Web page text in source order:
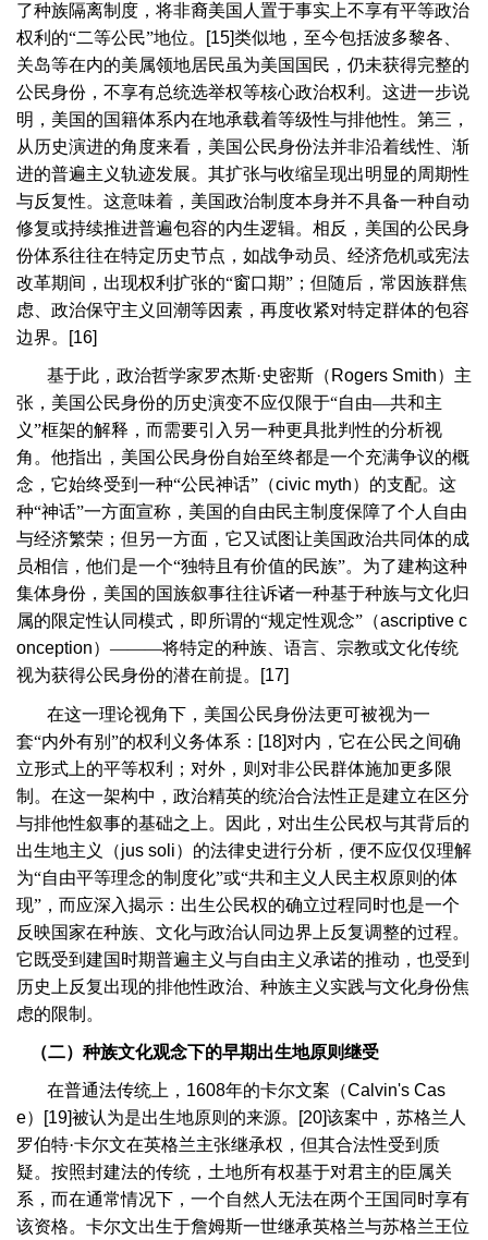
了种族隔离制度，将非裔美国人置于事实上不享有平等政治
权利的“二等公民”地位。
[15]类似地，至今包括波多黎各、
关岛等在内的美属领地居民虽为美国国民，仍未获得完整的
公民身份，不享有总统选举权等核心政治权利。这进一步说
明，美国的国籍体系内在地承载着等级性与排他性。第三，
从历史演进的角度来看，美国公民身份法并非沿着线性、渐
进的普遍主义轨迹发展。其扩张与收缩呈现出明显的周期性
与反复性。这意味着，美国政治制度本身并不具备一种自动
修复或持续推进普遍包容的内生逻辑。相反，美国的公民身
份体系往往在特定历史节点，如战争动员、经济危机或宪法
改革期间，出现权利扩张的“窗口期”；但随后，常因族群焦
虑、政治保守主义回潮等因素，再度收紧对特定群体的包容
边界。
[16]
基于此，政治哲学家罗杰斯·史密斯（ Rogers Smith）主
张，美国公民身份的历史演变不应仅限于“自由—共和主
义”框架的解释，而需要引入另一种更具批判性的分析视
角。他指出，美国公民身份自始至终都是一个充满争议的概
念，它始终受到一种“公民神话”（civic myth）的支配。这
种“神话”一方面宣称，美国的自由民主制度保障了个人自由
与经济繁荣；但另一方面，它又试图让美国政治共同体的成
员相信，他们是一个“独特且有价值的民族”。为了建构这种
集体身份，美国的国族叙事往往诉诸一种基于种族与文化归
属的限定性认同模式，即所谓的“规定性观念”（ascriptive c
onception）———将特定的种族、语言、宗教或文化传统
视为获得公民身份的潜在前提。
[17]
在这一理论视角下，美国公民身份法更可被视为一
套“内外有别”的权利义务体系： [18]对内，它在公民之间确
立形式上的平等权利；对外，则对非公民群体施加更多限
制。在这一架构中，政治精英的统治合法性正是建立在区分
与排他性叙事的基础之上。因此，对出生公民权与其背后的
出生地主义（jus soli）的法律史进行分析，便不应仅仅理解
为“自由平等理念的制度化”或“共和主义人民主权原则的体
现”，而应深入揭示：出生公民权的确立过程同时也是一个
反映国家在种族、文化与政治认同边界上反复调整的过程。
它既受到建国时期普遍主义与自由主义承诺的推动，也受到
历史上反复出现的排他性政治、种族主义实践与文化身份焦
虑的限制。
（二）种族文化观念下的早期出生地原则继受
在普通法传统上， 1608年的卡尔文案（Calvin's Cas
e） [19]被认为是出生地原则的来源。 [20]该案中，苏格兰人
罗伯特·卡尔文在英格兰主张继承权，但其合法性受到质
疑。按照封建法的传统，土地所有权基于对君主的臣属关
系，而在通常情况下，一个自然人无法在两个王国同时享有
该资格。卡尔文出生于詹姆斯一世继承英格兰与苏格兰王位